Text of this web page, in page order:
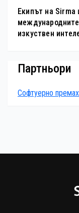
Екипът на
изкуствен
Партньори
Софтуерно